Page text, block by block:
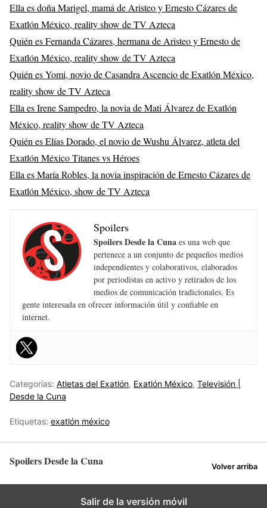
Ella es doña Marigel, mamá de Aristeo y Ernesto Cázares de
Exatlón México, reality show de TV Azteca
Quién es Fernanda Cázares, hermana de Aristeo y Ernesto de
Exatlón México, reality show de TV Azteca
Quién es Yomi, novio de Casandra Ascencio de Exatlón México,
reality show de TV Azteca
Ella es Irene Sampedro, la novia de Mati Álvarez de Exatlón
México, reality show de TV Azteca
Quién es Elías Dorado, el novio de Wushu Álvarez, atleta del
Exatlón México Titanes vs Héroes
Ella es María Robles, la novia inspiración de Ernesto Cázares de
Exatlón México, show de TV Azteca
Spoilers
Spoilers Desde la Cuna es una web que
pertenece a un conjunto de pequeños medios
independientes y colaborativos, elaborados
por periodistas en activo y retirados de los
medios de comunicación tradicionales. Es
gente interesada en ofrecer información útil y confiable en
internet.
Categorías: Atletas del Exatlón, Exatlón México, Televisión |
Desde la Cuna
Etiquetas: exatlón méxico
Spoilers Desde la Cuna Volver arriba
Salir de la versión móvil